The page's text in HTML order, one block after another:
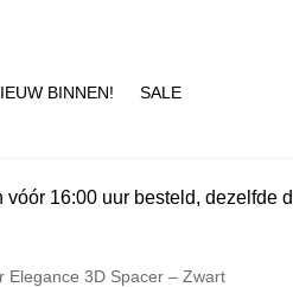
BINNEN! SALE
Blog Cadeau & Inpakservice Cart
16:00 uur besteld, dezelfde
Elegance 3D Spacer – Zwart